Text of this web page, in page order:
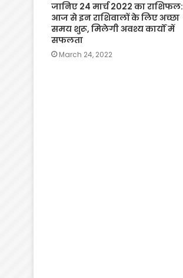
जानिए 24 मार्च 2022 का राशिफल:
आज से इन राशिवालों के लिए अच्छा
समय शुरू, मिलेगी अवश्य कार्यों में
सफलता
March 24, 2022